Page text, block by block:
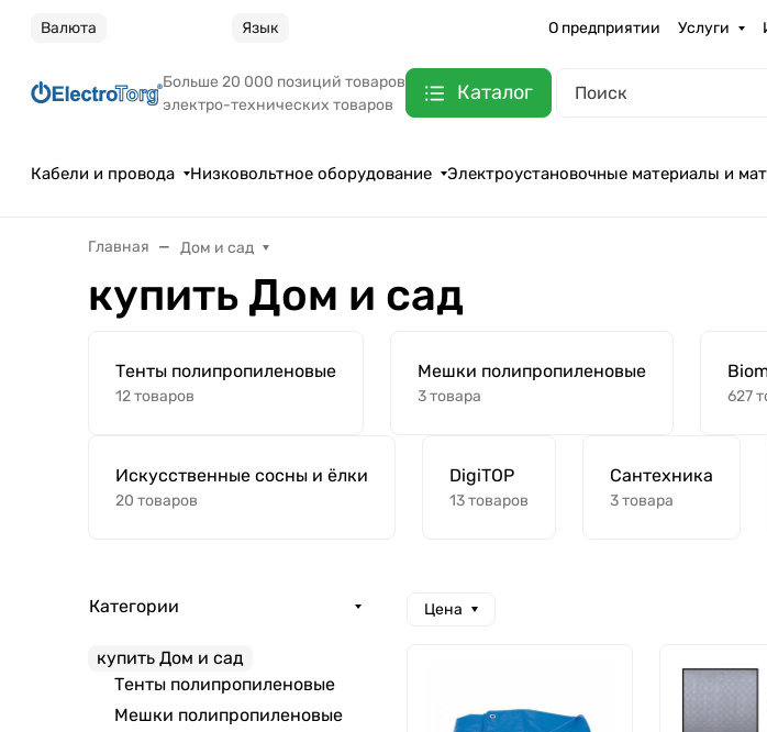
Валюта Язык О предприятии Услуги
Больше 20 000 позиций товаров
электро-технических товаров
Каталог
Кабели и провода Низковольтное оборудование Электроустановочные материалы и
Главная Дом и сад
купить Дом и сад
Тенты полипропиленовые
12 товаров
Мешки полипропиленовые
3 товара 627
Искусственные сосны и ёлки
20 товаров
DigiTOP
13 товаров
Сантехника
3 товара
Категории
купить Дом и сад
Тенты полипропиленовые
Мешки полипропиленовые
Цена